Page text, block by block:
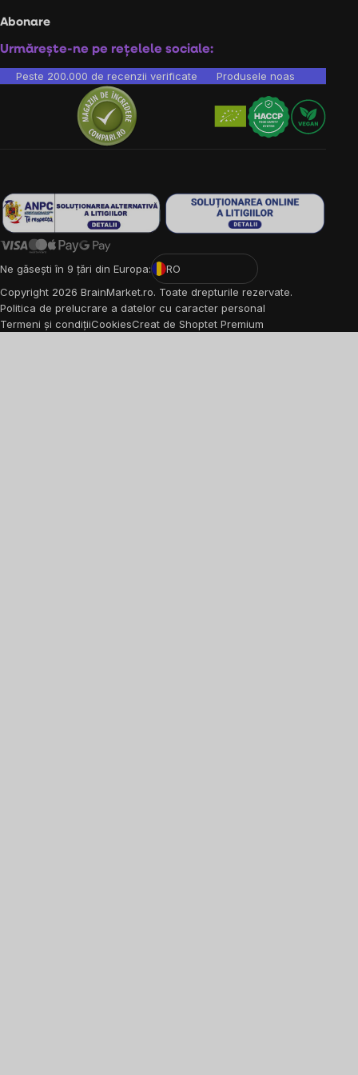
Abonare
Urmărește-ne pe rețelele sociale:
Peste 200.000 de recenzii verificate Produsele noastre sunt
Ne găsești în 9 țări din Europa:
RO
Copyright 2026 BrainMarket.ro. Toate drepturile rezervate.
Politica de prelucrare a datelor cu caracter personal
Termeni și condițiiCookiesCreat de Shoptet Premium